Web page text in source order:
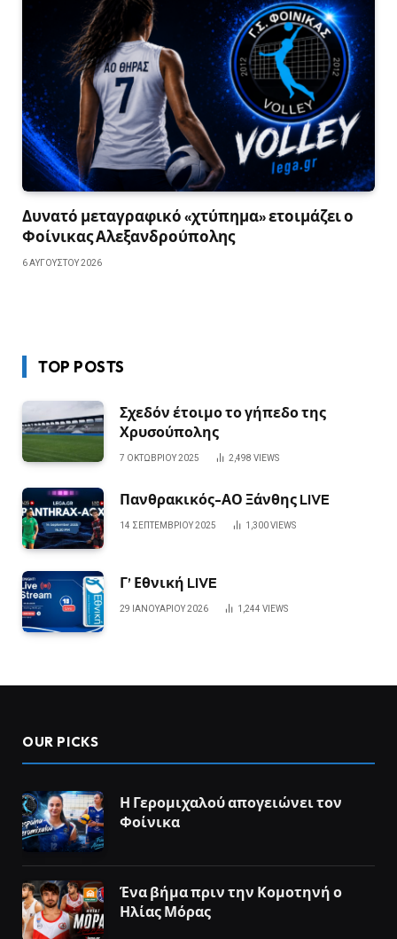
Δυνατό μεταγραφικό «χτύπημα» ετοιμάζει ο
Φοίνικας Αλεξανδρούπολης
6 ΑΥΓΟΎΣΤΟΥ 2026
TOP POSTS
Σχεδόν έτοιμο το γήπεδο της
Χρυσούπολης
7 ΟΚΤΩΒΡΊΟΥ 2025 2,498 VIEWS
Πανθρακικός-ΑΟ Ξάνθης LIVE
14 ΣΕΠΤΕΜΒΡΊΟΥ 2025 1,300VIEWS
Γ’ Εθνική LIVE
29 ΙΑΝΟΥΑΡΊΟΥ 2026 1,244 VIEWS
OUR PICKS
Η Γερομιχαλού απογειώνει τον
Φοίνικα
Ένα βήμα πριν την Κομοτηνή ο
Ηλίας Μόρας